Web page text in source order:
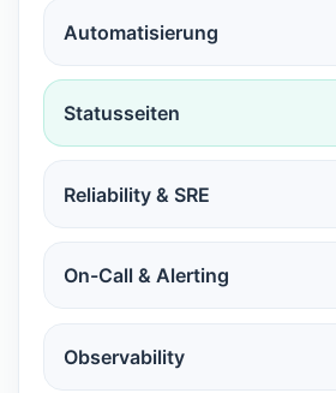
Automatisierung
Statusseiten
Reliability & SRE
On-Call & Alerting
Observability